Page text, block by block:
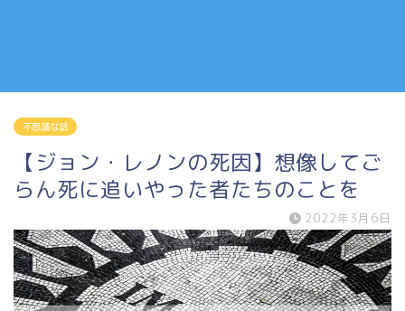
不思議な話
【ジョン・レノンの死因】想像してご
らん死に追いやった者たちのことを
2022年3月6日